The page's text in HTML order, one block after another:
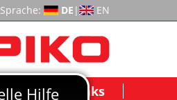
Sprache: DE | EN
Wichtige Links